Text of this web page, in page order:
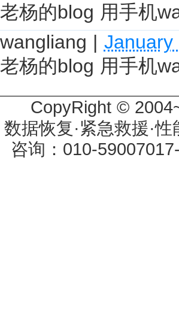
老杨的blog 用手机
wangliang | January
老杨的blog 用手机
CopyRight ©
数据恢复·紧急救援·
咨询：010-